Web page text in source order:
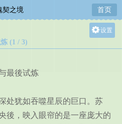
契之境 首页
设置
(1 / 3)
最後试炼
犹如吞噬星辰的巨口。苏
後，映入眼帘的是一座庞大的